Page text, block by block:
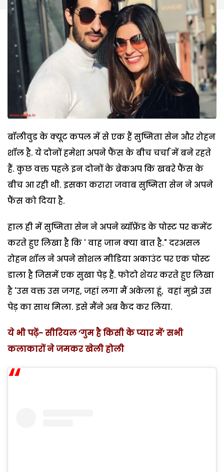
बॉलीवुड के क्यूट कपल में से एक हैं सुष्मिता सेन और रोहन
शॉल है. ये दोनों हमेशा अपने फैंस के बीच चर्चा में बने रहते
हैं. कुछ वक्त पहले इन दोनों के ब्रेकअप कि खबरे फैंस के
बीच आ रही थी. इसका करारा जवाब सुष्मिता सेन ने अपने
फैंस को दिया है.
हाल ही में सुष्मिता सेन ने अपने ब्यॉफ्रेंड के पोस्ट पर कमेंट
करते हुए लिखा है कि ' वाह जान क्या बात है." दरअसल
रोहन शॉल ने अपने सोशल मीडिया अकाउंट पर एक पोस्ट
डाला है जिसमें एक सुखा पेड़ हैं. फोटो शेयर करते हुए लिखा
है 'उस वक्त उस जगह, जहां लगा मैं अकेला हूं, वहां मुझे उस
पेड़ का साथ मिला. इसे मैंने अब कैद कर लिया.
ये भी पढ़ें- सीरियल ‘गुम है किसी के प्यार में’ सभी
कलाकारों ने जमकर खेली होली